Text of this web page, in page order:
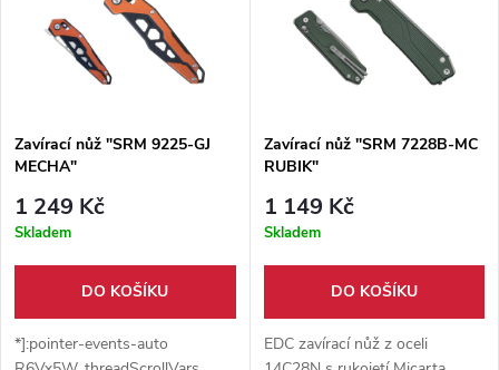
o praktický kapesní nůž pro
každodenní nošení i práci.
Zavírací nůž "SRM 9225-GJ
MECHA"
1 249 Kč
Skladem
DO KOŠÍKU
*]:pointer-events-auto
Zavírací nůž "SRM 7228B-MC
RUBIK"
1 149 Kč
Skladem
DO KOŠÍKU
EDC zavírací nůž z oceli